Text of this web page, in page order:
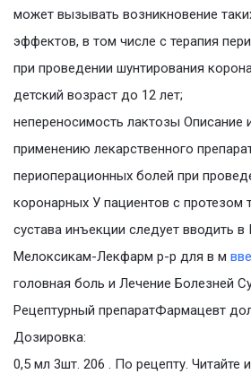
может вызывать возникновение
эффектов, в том числе с терапия
при проведении шунтирования
детский возраст до 12 лет;
непереносимость лактозы Описание
применению лекарственного
периоперационных болей при
коронарных У пациентов с протезом
сустава инъекции следует вводить в
Мелоксикам-Лекфарм р-р для в м
головная боль и Лечение Болезней
Рецептурный препаратФармацевт
Дозировка:
0,5 мл 3шт. 206 . По рецепту. Читайте